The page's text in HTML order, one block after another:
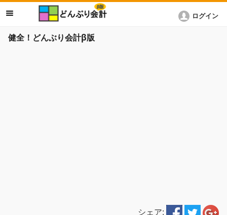
健全！どんぶり会計β版
ログイン
シェア: